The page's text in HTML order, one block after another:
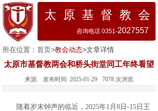
太 原 基 督 教 会
咨询电话 0351-2027557
所在位置： 首页>教会动态>文章详情
太原市基督教两会和桥头街堂同工年终看望
来源: 发布时间: 2025-01-29 7078 次浏览
随着岁末钟声的临近， 2025年1 月 8 日 -15 日王